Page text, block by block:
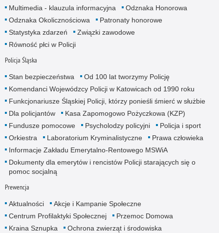
Multimedia - klauzula informacyjna
Odznaka Honorowa
Odznaka Okolicznościowa
Patronaty honorowe
Statystyka zdarzeń
Związki zawodowe
Równość płci w Policji
Policja Śląska
Stan bezpieczeństwa
Od 100 lat tworzymy Policję
Komendanci Wojewódzcy Policji w Katowicach od 1990 roku
Funkcjonariusze Śląskiej Policji, którzy ponieśli śmierć w służbie
Dla policjantów
Kasa Zapomogowo Pożyczkowa (KZP)
Fundusze pomocowe
Psycholodzy policyjni
Policja i sport
Orkiestra
Laboratorium Kryminalistyczne
Prawa człowieka
Informacje Zakładu Emerytalno-Rentowego MSWiA
Dokumenty dla emerytów i rencistów Policji starających się o
pomoc socjalną
Prewencja
Aktualności
Akcje i Kampanie Społeczne
Centrum Profilaktyki Społecznej
Przemoc Domowa
Kraina Sznupka
Ochrona zwierząt i środowiska